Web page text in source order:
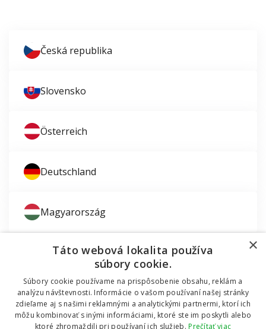
Česká republika
Slovensko
Österreich
Deutschland
Magyarország
© 2011 - 2026 TT HOLDING, a.s. Už 12 rokov vám
pomáhame šetriť peniaze za okná a dvere.Všetky
Zaujíma vás montáž okien?
Dodávali sme okná do mobilnej chatky
×
Táto webová lokalita používa
súbory cookie.
Súbory cookie používame na prispôsobenie obsahu, reklám a
analýzu návštevnosti. Informácie o vašom používaní našej stránky
zdieľame aj s našimi reklamnými a analytickými partnermi, ktorí ich
môžu kombinovať s inými informáciami, ktoré ste im poskytli alebo
ktoré zhromaždili pri používaní ich služieb.Prečítať viac